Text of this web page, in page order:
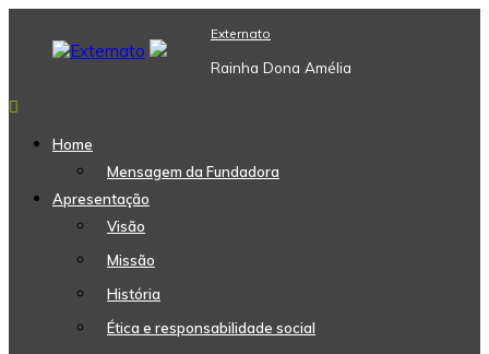
content
Externato
Rainha Dona Amélia
Home
Mensagem da Fundadora
Apresentação
Visão
Missão
História
Ética e responsabilidade social